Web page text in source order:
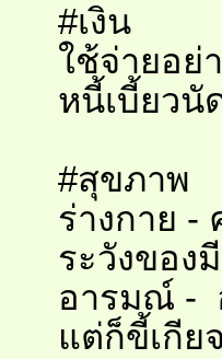
#เงิน
ใช้จ่ายอย่
หนี้เบี้ยวนั
#สุขภาพ
ร่างกาย -
ระวังของ
อารมณ์ -
แต่ก็ขี้เกีย